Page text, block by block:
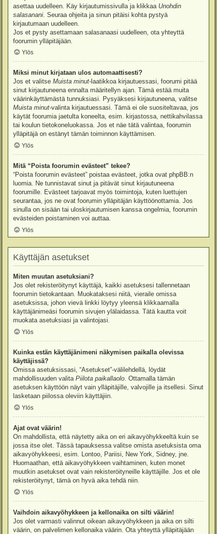
asettaa uudelleen. Käy kirjautumissivulla ja klikkaa Unohdin
salasanani . Seuraa ohjeita ja sinun pitäisi kohta pystyä
kirjautumaan uudelleen.
Jos et pysty asettamaan salasanaasi uudelleen, ota yhteyttä
foorumin ylläpitäjään.
Ylös
Miksi minut kirjataan ulos automaattisesti?
Jos et valitse Muista minut-laatikkoa kirjautuessasi, foorumi pitää
sinut kirjautuneena ennalta määritellyn ajan. Tämä estää muita
väärinkäyttämästä tunnuksiasi. Pysyäksesi kirjautuneena, valitse
Muista minut-valinta kirjautuessasi. Tämä ei ole suositeltavaa, jos
käytät foorumia jaetulta koneelta, esim. kirjastossa, nettikahvilassa
tai koulun tietokoneluokassa. Jos et näe tätä valintaa, foorumin
ylläpitäjä on estänyt tämän toiminnon käyttämisen.
Ylös
Mitä “Poista foorumin evästeet” tekee?
“Poista foorumin evästeet” poistaa evästeet, jotka ovat phpBB:n
luomia. Ne tunnistavat sinut ja pitävät sinut kirjautuneena
foorumille. Evästeet tarjoavat myös toimintoja, kuten luettujen
seurantaa, jos ne ovat foorumin ylläpitäjän käyttöönottamia. Jos
sinulla on sisään tai uloskirjautumisen kanssa ongelmia, foorumin
evästeiden poistaminen voi auttaa.
Ylös
Käyttäjän asetukset
Miten muutan asetuksiani?
Jos olet rekisteröitynyt käyttäjä, kaikki asetuksesi tallennetaan
foorumin tietokantaan. Muokataksesi niitä, vieraile omissa
asetuksissa, johon vievä linkki löytyy yleensä klikkaamalla
käyttäjänimeäsi foorumin sivujen ylälaidassa. Tätä kautta voit
muokata asetuksiasi ja valintojasi.
Ylös
Kuinka estän käyttäjänimeni näkymisen paikalla olevissa
käyttäjissä?
Omissa asetuksissasi, “Asetukset”-välilehdellä, löydät
mahdollisuuden valita Piilota paikallaolo. Ottamalla tämän
asetuksen käyttöön näyt vain ylläpitäjille, valvojille ja itsellesi. Sinut
lasketaan piilossa oleviin käyttäjiin.
Ylös
Ajat ovat väärin!
On mahdollista, että näytetty aika on eri aikavyöhykkeeltä kuin se
jossa itse olet. Tässä tapauksessa valitse omista asetuksista oma
aikavyöhykkeesi, esim. Lontoo, Pariisi, New York, Sidney, jne.
Huomaathan, että aikavyöhykkeen vaihtaminen, kuten monet
muutkin asetukset ovat vain rekisteröityneille käyttäjille. Jos et ole
rekisteröitynyt, tämä on hyvä aika tehdä niin.
Ylös
Vaihdoin aikavyöhykkeen ja kellonaika on silti väärin!
Jos olet varmasti valinnut oikean aikavyöhykkeen ja aika on silti
väärin, on palvelimen kellonaika väärin. Ota yhteyttä ylläpitäjään